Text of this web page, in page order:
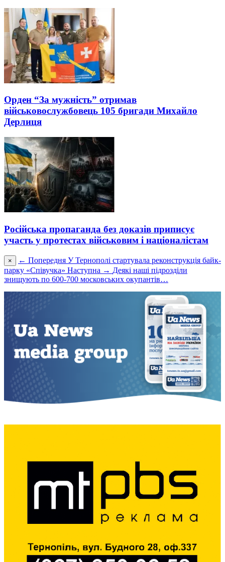
Орден “За мужність” отримав
військовослужбовець 105 бригади Михайло
Дерлиця
Російська пропаганда без доказів приписує
участь у протестах військовим і націоналістам
× ← Попередня У Тернополі стартувала реконструкція байк-
парку «Співучка» Наступна → Деякі наші підрозділи
знищують по 600-700 московських окупантів…